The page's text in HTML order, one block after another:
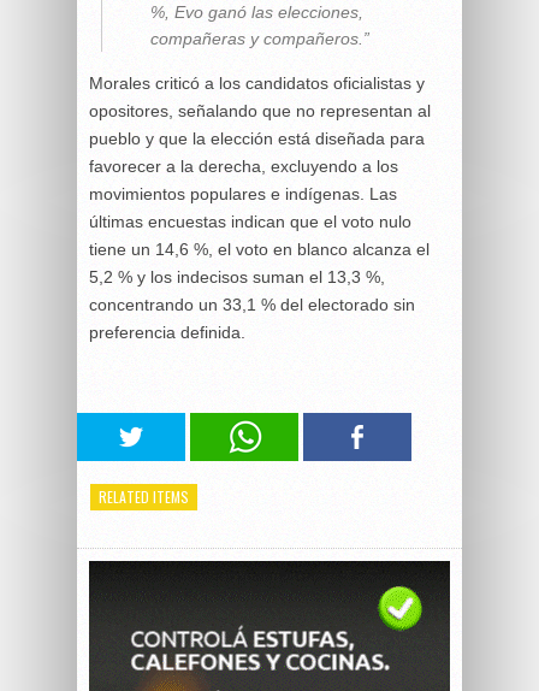
%, Evo ganó las elecciones,
compañeras y compañeros.”
Morales criticó a los candidatos oficialistas y
opositores, señalando que no representan al
pueblo y que la elección está diseñada para
favorecer a la derecha, excluyendo a los
movimientos populares e indígenas. Las
últimas encuestas indican que el voto nulo
tiene un 14,6 %, el voto en blanco alcanza el
5,2 % y los indecisos suman el 13,3 %,
concentrando un 33,1 % del electorado sin
preferencia definida.
RELATED ITEMS